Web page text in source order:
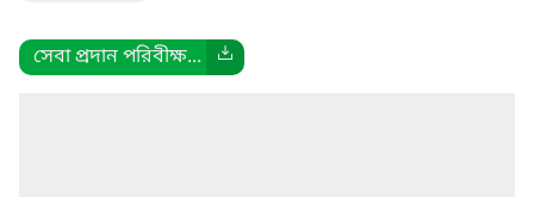
সেবা প্রদান পরিবীক্ষ...